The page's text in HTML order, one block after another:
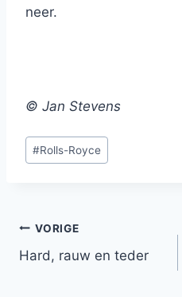
neer.
© Jan Stevens
Bericht
tags:
#Rolls-Royce
Bericht
navigatie
VORIGE
Hard, rauw en teder